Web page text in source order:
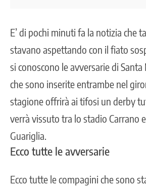
E’ di pochi minuti fa la notizia che
stavano aspettando con il fiato
si conoscono le avversarie di Santa
che sono inserite entrambe nel
stagione offrirà ai tifosi un derby
verrà vissuto tra lo stadio Carrano
Guariglia.
Ecco tutte le avversarie
Ecco tutte le compagini che sono